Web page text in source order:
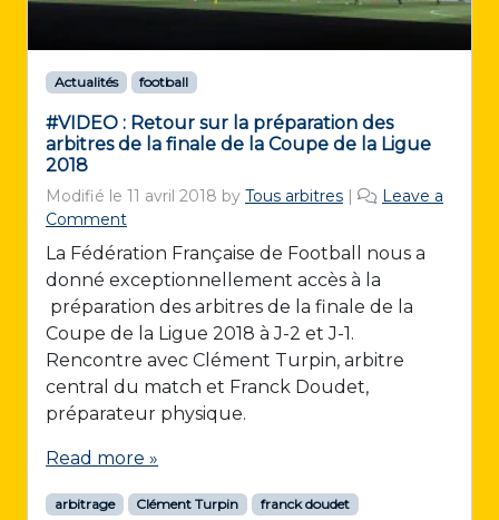
Actualités football
#VIDEO : Retour sur la préparation des
arbitres de la finale de la Coupe de la Ligue
2018
Modifié le 11 avril 2018 by Tous arbitres |
Leave a
Comment
La Fédération Française de Football nous a
donné exceptionnellement accès à la
préparation des arbitres de la finale de la
Coupe de la Ligue 2018 à J-2 et J-1.
Rencontre avec Clément Turpin, arbitre
central du match et Franck Doudet,
préparateur physique.
Read more »
arbitrage Clément Turpin
franck doudet